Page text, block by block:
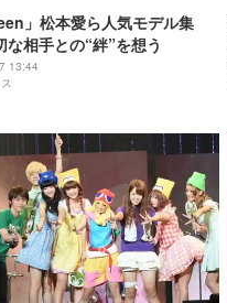
」松本愛ら人気モデル集
相手との“絆”を想う
13:44